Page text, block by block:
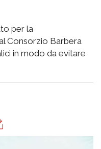
per la
Consorzio Barbera
in modo da evitare